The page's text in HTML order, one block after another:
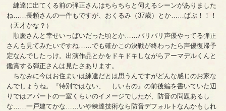
練達に出てくる前の弾正さんはちらちらと伺えるシーンがありました
ね……長頼さんの一件もですが、おくるみ（37歳）とか……ばぶ！！！
（天才かな？）
順慶さんと幸せいっぱいだった頃とか……バリバリ声優やってる弾正
さんも見てみたいですね……でも確かこの決戦が終わったら声優復帰予
定なんでしたっけ。出演作品とかをドキドキしながらアーマデルくんと
鑑賞する弾正さんは見たさあります。
ちなみに今はお住まいは練達だとは思うんですがどんな感じのお家な
んでしょうね。『特別ではない、 しいもの』の前後編を書いていた辺
りではアパートの一室くらいのイメージでしたが、防音の問題あるし
な……一戸建てかな……いや練達技術なら防音デフォルトなんかもしれ